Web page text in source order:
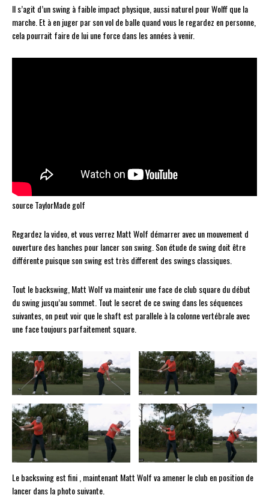
Il s’agit d’un swing à faible impact physique, aussi naturel pour Wolff que la
marche. Et à en juger par son vol de balle quand vous le regardez en personne,
cela pourrait faire de lui une force dans les années à venir.
source TaylorMade golf
Regardez la video, et vous verrez Matt Wolf démarrer avec un mouvement d
ouverture des hanches pour lancer son swing. Son étude de swing doit être
différente puisque son swing est très different des swings classiques.
Tout le backswing, Matt Wolf va maintenir une face de club square du début
du swing jusqu’au sommet. Tout le secret de ce swing dans les séquences
suivantes, on peut voir que le shaft est parallele à la colonne vertébrale avec
une face toujours parfaitement square.
Le backswing est fini , maintenant Matt Wolf va amener le club en position de
lancer dans la photo suivante.